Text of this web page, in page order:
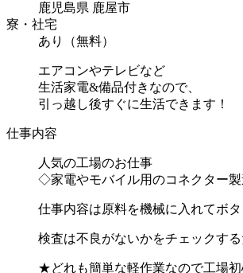
鹿児島県 鹿屋市
寮・社宅
あり（無料）
エアコンやテレビなど
生活家電&備品付きなので、
引っ越し後すぐに生活できます！
仕事内容
人気の工場のお仕事
◇家電やモバイル用のコネクター
仕事内容は原料を機械に入れてボ
検査は不良がないかをチェックする
★どれも簡単な軽作業なので工場